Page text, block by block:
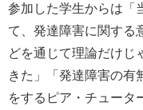
参加した学生からは「
て、発達障害に関する
どを通じて理論だけじ
きた」「発達障害の有
をするピア・チュータ